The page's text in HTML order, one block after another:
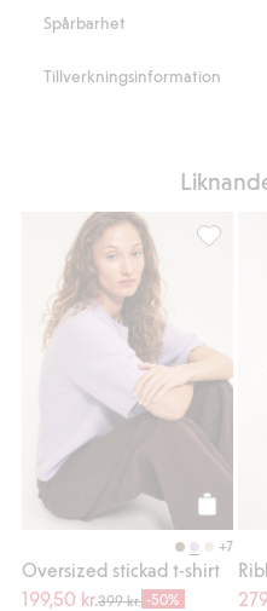
Spårbarhet
Tillverkningsinformation
Köp
+7
Oversized stickad t-shirt
199,50 kr.399 kr. -50%